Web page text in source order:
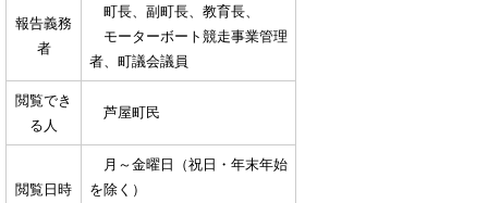
報告義務
者
町長、副町長、教育長、
モーターボート競走事業管理
者、町議会議員
閲覧でき
る人
芦屋町民
閲覧日時
月～金曜日（祝日・年末年始
を除く）